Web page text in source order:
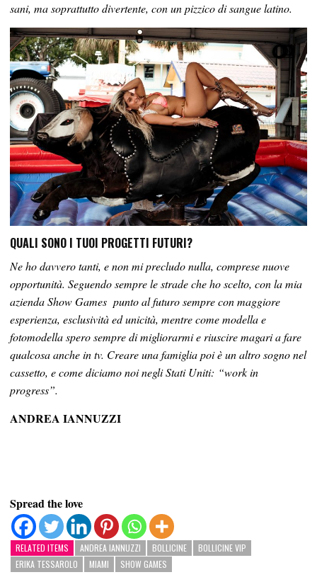
sani, ma soprattutto divertente, con un pizzico di sangue latino.
QUALI SONO I TUOI PROGETTI FUTURI?
Ne ho davvero tanti, e non mi precludo nulla, comprese nuove
opportunità. Seguendo sempre le strade che ho scelto, con la mia
azienda Show Games punto al futuro sempre con maggiore
esperienza, esclusività ed unicità, mentre come modella e
fotomodella spero sempre di migliorarmi e riuscire magari a fare
qualcosa anche in tv. Creare una famiglia poi è un altro sogno nel
cassetto, e come diciamo noi negli Stati Uniti: “work in
progress”.
ANDREA IANNUZZI
Spread the love
RELATED ITEMS ANDREA IANNUZZI BOLLICINE
BOLLICINE VIP
ERIKA TESSAROLO
MIAMI SHOW GAMES